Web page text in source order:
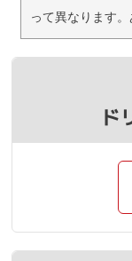
って異なります
ド